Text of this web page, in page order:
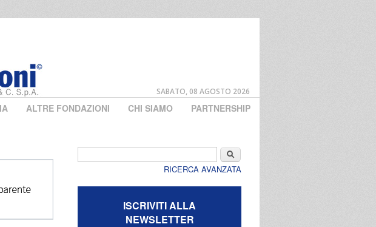
SABATO, 08 AGOSTO 2026
ALTRE FONDAZIONI CHI SIAMO PARTNERSHIP
Cerca
RICERCA AVANZATA
ISCRIVITI ALLA
NEWSLETTER